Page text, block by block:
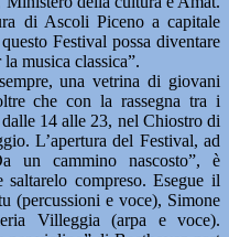
di Ascoli Piceno a capitale
Festival possa diventare
musica classica”.
una vetrina di giovani
che con la rassegna tra i
14 alle 23, nel Chiostro di
L’apertura del Festival, ad
un cammino nascosto”, è
saltarelo compreso. Esegue il
(percussioni e voce), Simone
Villeggia (arpa e voce).